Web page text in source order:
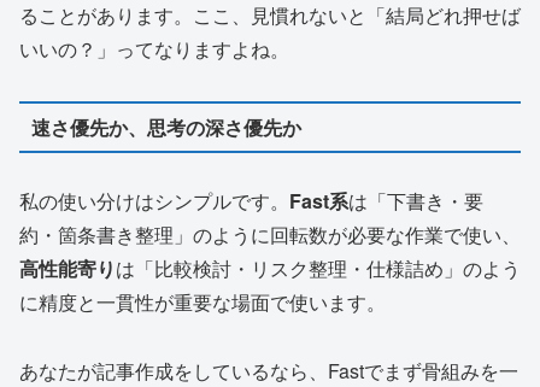
ることがあります。ここ、見慣れないと「結局どれ押せば
いいの？」ってなりますよね。
速さ優先か、思考の深さ優先か
私の使い分けはシンプルです。 Fast系は「下書き・要
約・箇条書き整理」のように回転数が必要な作業で使い、
高性能寄りは「比較検討・リスク整理・仕様詰め」のよう
に精度と一貫性が重要な場面で使います。
あなたが記事作成をしているなら、Fastでまず骨組みを一